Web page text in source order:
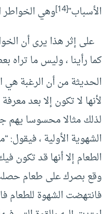
الأسباب”[14]
وهي الخواطر
على إثر هذا يرى أن
كما رأينا ، وليس ما تراه
الحديثة من أن الرغبة هي
لأنها لا تكون إلا بعد
لذلك مثالا محسوسا يهم
الشهوية الأولية ، فيقول:
الطعام إلا أنها قد تكون
وقع بصرك على طعام حصلت
فانتهضت الشهوة للطعام